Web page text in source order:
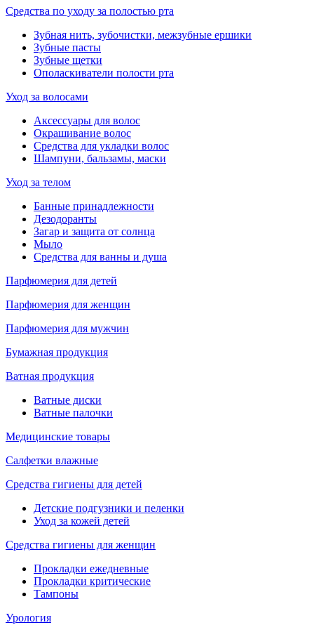
Средства по уходу за полостью рта
Зубная нить, зубочистки, межзубные ершики
Зубные пасты
Зубные щетки
Ополаскиватели полости рта
Уход за волосами
Аксессуары для волос
Окрашивание волос
Средства для укладки волос
Шампуни, бальзамы, маски
Уход за телом
Банные принадлежности
Дезодоранты
Загар и защита от солнца
Мыло
Средства для ванны и душа
Парфюмерия для детей
Парфюмерия для женщин
Парфюмерия для мужчин
Бумажная продукция
Ватная продукция
Ватные диски
Ватные палочки
Медицинские товары
Салфетки влажные
Средства гигиены для детей
Детские подгузники и пеленки
Уход за кожей детей
Средства гигиены для женщин
Прокладки ежедневные
Прокладки критические
Тампоны
Урология